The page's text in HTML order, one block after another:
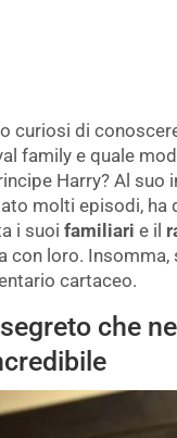
curiosi di
family e quale
Harry? Al suo
molti episodi, ha
i suoi familiari e il
con loro.
cartaceo.
che